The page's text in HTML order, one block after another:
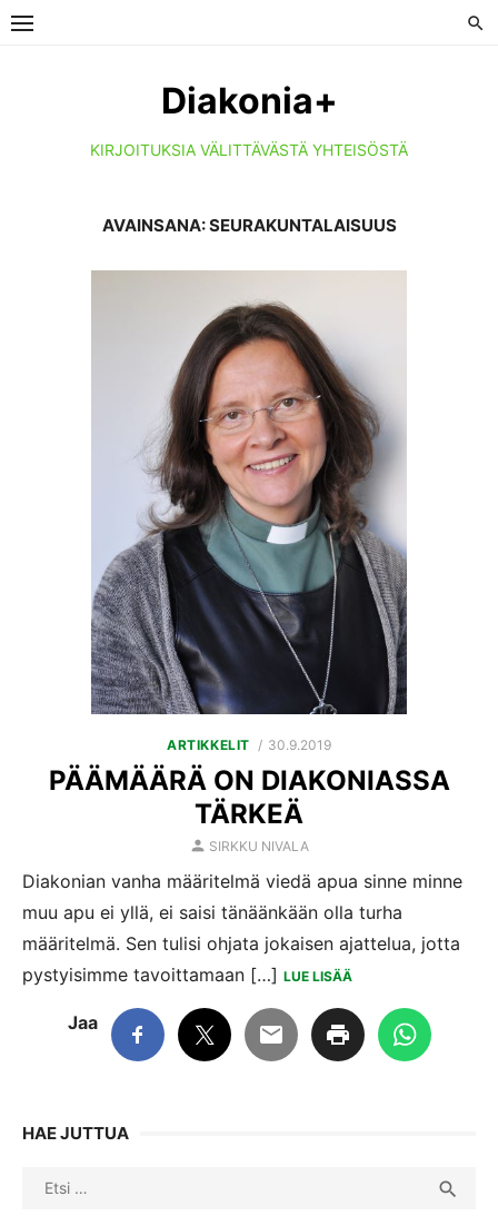
Skip
Diakonia+
KIRJOITUKSIA VÄLITTÄVÄSTÄ YHTEISÖSTÄ
AVAINSANA:SEURAKUNTALAISUUS
ARTIKKELIT
POSTED
30.9.2019
PÄÄMÄÄRÄ ON DIAKONIASSA
TÄRKEÄ
AUTHOR
SIRKKU NIVALA
Diakonian vanha määritelmä viedä apua sinne minne
muu apu ei yllä, ei saisi tänäänkään olla turha
määritelmä. Sen tulisi ohjata jokaisen ajattelua, jotta
pystyisimme tavoittamaan […] LUE LISÄÄ
Jaa
HAE JUTTUA
Search
